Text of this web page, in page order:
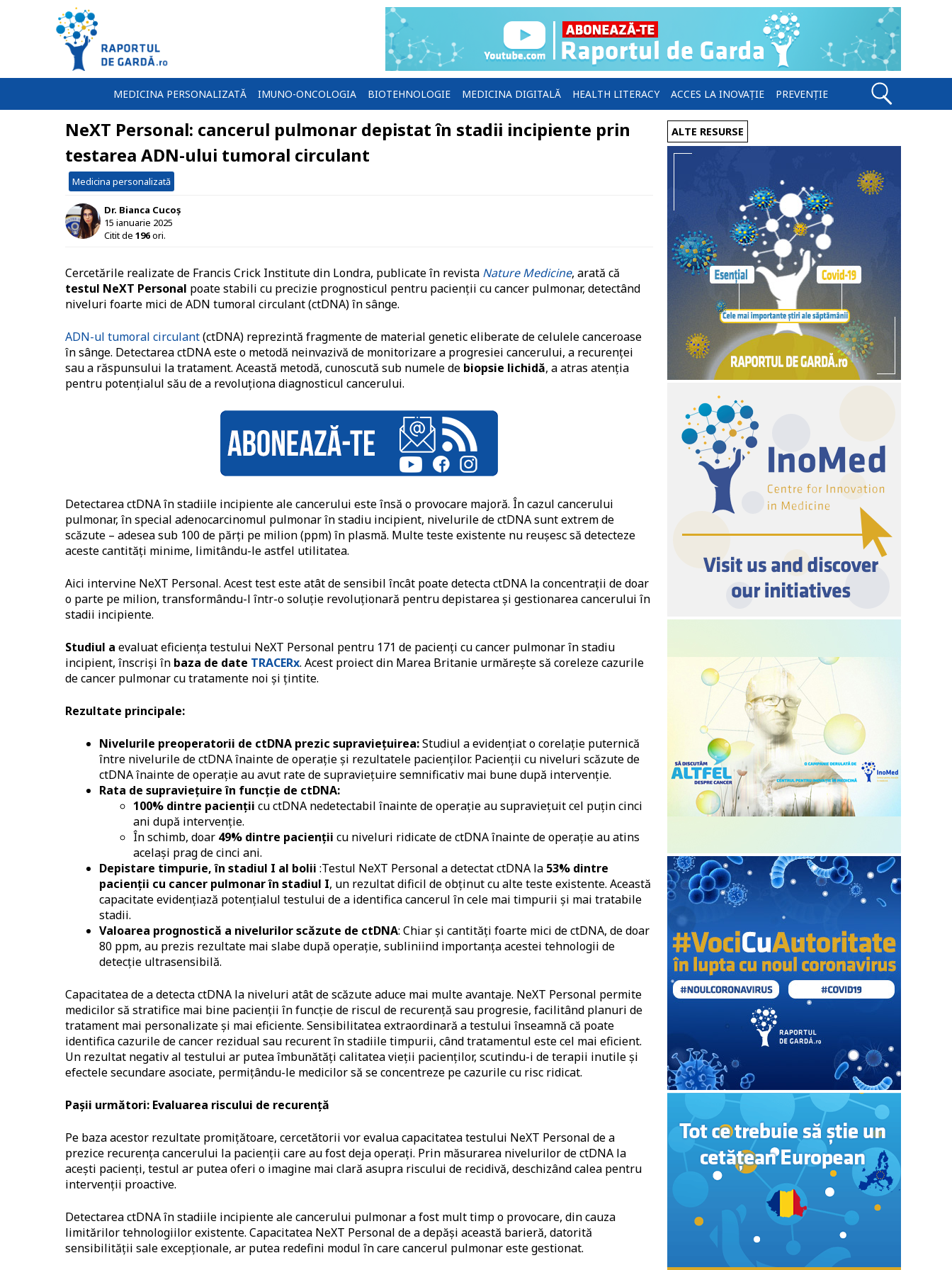
MEDICINA PERSONALIZATĂ IMUNO-ONCOLOGIA BIOTEHNOLOGIE MEDICINA DIGITALĂ HEALTH LITERACY ACCES LA INOVAȚIE PREVENȚIE
NeXT Personal: cancerul pulmonar depistat în stadii incipiente prin
testarea ADN-ului tumoral circulant
Medicina personalizată
Dr. Bianca Cucoș
15 ianuarie 2025
Citit de 196ori.
Cercetările realizate de Francis Crick Institute din Londra, publicate în revista Nature Medicine, arată că
testul NeXT Personal poate stabili cu precizie prognosticul pentru pacienții cu cancer pulmonar, detectând
niveluri foarte mici de ADN tumoral circulant (ctDNA) în sânge.
ADN-ul tumoral circulant(ctDNA) reprezintă fragmente de material genetic eliberate de celulele canceroase
în sânge. Detectarea ctDNA este o metodă neinvazivă de monitorizare a progresiei cancerului, a recurenței
sau a răspunsului la tratament. Această metodă, cunoscută sub numele de biopsie lichidă, a atras atenția
pentru potențialul său de a revoluționa diagnosticul cancerului.
Detectarea ctDNA în stadiile incipiente ale cancerului este însă o provocare majoră. În cazul cancerului
pulmonar, în special adenocarcinomul pulmonar în stadiu incipient, nivelurile de ctDNA sunt extrem de
scăzute – adesea sub 100 de părți pe milion (ppm) în plasmă. Multe teste existente nu reușesc să detecteze
aceste cantități minime, limitându-le astfel utilitatea.
Aici intervine NeXT Personal. Acest test este atât de sensibil încât poate detecta ctDNA la concentrații de doar
o parte pe milion, transformându-l într-o soluție revoluționară pentru depistarea și gestionarea cancerului în
stadii incipiente.
Studiul a evaluat eficiența testului NeXT Personal pentru 171 de pacienți cu cancer pulmonar în stadiu
incipient, înscriși în baza de date TRACERx. Acest proiect din Marea Britanie urmărește să coreleze cazurile
de cancer pulmonar cu tratamente noi și țintite.
Rezultate principale:
Nivelurile preoperatorii de ctDNA prezic supraviețuirea:Studiul a evidențiat o corelație puternică
între nivelurile de ctDNA înainte de operație și rezultatele pacienților. Pacienții cu niveluri scăzute de
ctDNA înainte de operație au avut rate de supraviețuire semnificativ mai bune după intervenție.
Rata de supraviețuire în funcție de ctDNA:
100% dintre pacienții cu ctDNA nedetectabil înainte de operație au supraviețuit cel puțin cinci
ani după intervenție.
În schimb, doar 49% dintre pacienții cu niveluri ridicate de ctDNA înainte de operație au atins
același prag de cinci ani.
Depistare timpurie, în stadiul I al bolii :Testul NeXT Personal a detectat ctDNA la 53% dintre
pacienții cu cancer pulmonar în stadiul I, un rezultat dificil de obținut cu alte teste existente. Această
capacitate evidențiază potențialul testului de a identifica cancerul în cele mai timpurii și mai tratabile
stadii.
Valoarea prognostică a nivelurilor scăzute de ctDNA: Chiar și cantități foarte mici de ctDNA, de doar
80 ppm, au prezis rezultate mai slabe după operație, subliniind importanța acestei tehnologii de
detecție ultrasensibilă.
Capacitatea de a detecta ctDNA la niveluri atât de scăzute aduce mai multe avantaje. NeXT Personal permite
medicilor să stratifice mai bine pacienții în funcție de riscul de recurență sau progresie, facilitând planuri de
tratament mai personalizate și mai eficiente. Sensibilitatea extraordinară a testului înseamnă că poate
identifica cazurile de cancer rezidual sau recurent în stadiile timpurii, când tratamentul este cel mai eficient.
Un rezultat negativ al testului ar putea îmbunătăți calitatea vieții pacienților, scutindu-i de terapii inutile și
efectele secundare asociate, permițându-le medicilor să se concentreze pe cazurile cu risc ridicat.
Pașii următori: Evaluarea riscului de recurență
Pe baza acestor rezultate promițătoare, cercetătorii vor evalua capacitatea testului NeXT Personal de a
prezice recurența cancerului la pacienții care au fost deja operați. Prin măsurarea nivelurilor de ctDNA la
acești pacienți, testul ar putea oferi o imagine mai clară asupra riscului de recidivă, deschizând calea pentru
intervenții proactive.
Detectarea ctDNA în stadiile incipiente ale cancerului pulmonar a fost mult timp o provocare, din cauza
limitărilor tehnologiilor existente. Capacitatea NeXT Personal de a depăși această barieră, datorită
sensibilității sale excepționale, ar putea redefini modul în care cancerul pulmonar este gestionat.
ALTE RESURSE